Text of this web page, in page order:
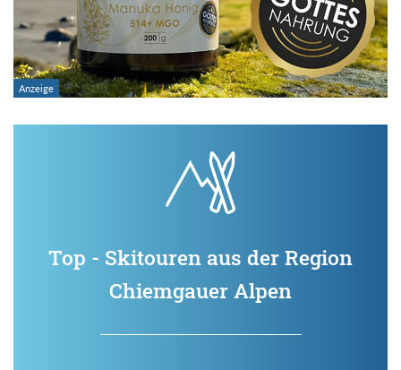
Top - Skitouren aus der Region
Chiemgauer Alpen